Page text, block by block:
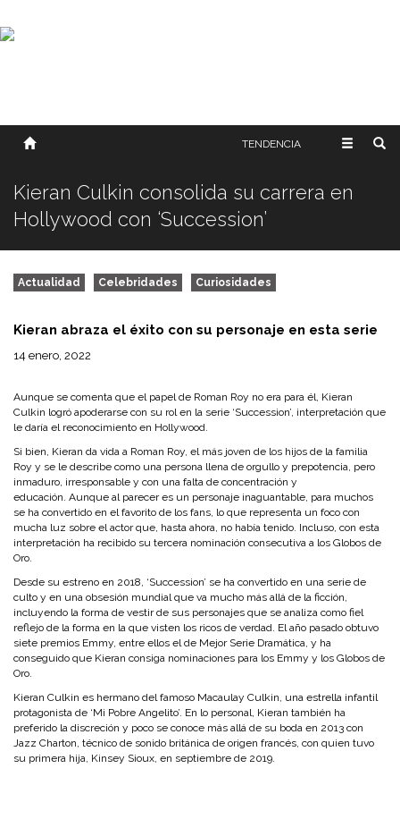
SOBRE NOSOTROS
TENDENCIA
Kieran Culkin consolida su carrera en
Hollywood con ‘Succession’
Actualidad Celebridades Curiosidades
Kieran abraza el éxito con su personaje en esta serie
14 enero, 2022
Aunque se comenta que el papel de Roman Roy no era para él, Kieran
Culkin logró apoderarse con su rol en la serie ‘Succession’, interpretación que
le daría el reconocimiento en Hollywood.
Si bien, Kieran da vida a Roman Roy, el más joven de los hijos de la familia
Roy y se le describe como una persona llena de orgullo y prepotencia, pero
inmaduro, irresponsable y con una falta de concentración y
educación. Aunque al parecer es un personaje inaguantable, para muchos
se ha convertido en el favorito de los fans, lo que representa un foco con
mucha luz sobre el actor que, hasta ahora, no había tenido. Incluso, con esta
interpretación ha recibido su tercera nominación consecutiva a los Globos de
Oro.
Desde su estreno en 2018, ‘Succession’ se ha convertido en una serie de
culto y en una obsesión mundial que va mucho más allá de la ficción,
incluyendo la forma de vestir de sus personajes que se analiza como fiel
reflejo de la forma en la que visten los ricos de verdad. El año pasado obtuvo
siete premios Emmy, entre ellos el de Mejor Serie Dramática, y ha
conseguido que Kieran consiga nominaciones para los Emmy y los Globos de
Oro.
Kieran Culkin es hermano del famoso Macaulay Culkin, una estrella infantil
protagonista de ‘Mi Pobre Angelito’. En lo personal, Kieran también ha
preferido la discreción y poco se conoce más allá de su boda en 2013 con
Jazz Charton, técnico de sonido británica de origen francés, con quien tuvo
su primera hija, Kinsey Sioux, en septiembre de 2019.